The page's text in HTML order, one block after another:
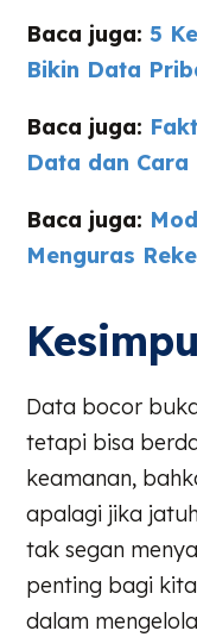
Baca juga:5
Bikin Data
Baca juga:
Data dan
Baca juga:
Menguras
Data bocor
tetapi bisa
keamanan,
apalagi jika
tak segan
penting bagi
dalam